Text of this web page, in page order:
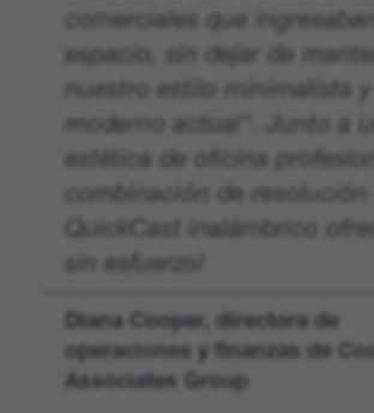
comerciales que
espacio, sin dejar de
nuestro estilo minimalista y
moderno actual". Junto a
estética de oficina
combinación de resolución
QuickCast inalámbrico
sin esfuerzo!
Diana Cooper, directora de
operaciones y finanzas de
Associates Group